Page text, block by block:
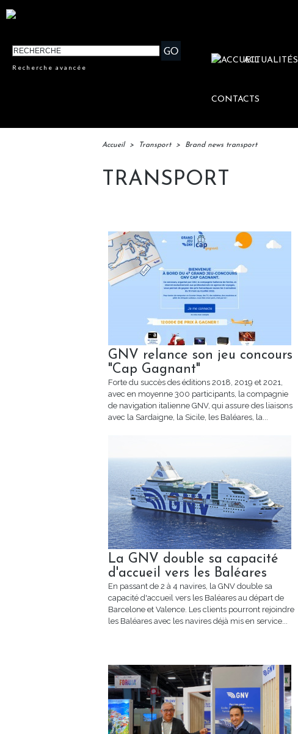
Recherche avancée
ACTUALITÉS
CONTACTS
Accueil > Transport > Brand news transport
TRANSPORT
GNV relance son jeu concours
"Cap Gagnant"
Forte du succès des éditions 2018, 2019 et 2021,
avec en moyenne 300 participants, la compagnie
de navigation italienne GNV, qui assure des liaisons
avec la Sardaigne, la Sicile, les Baléares, la...
La GNV double sa capacité
d'accueil vers les Baléares
En passant de 2 à 4 navires, la GNV double sa
capacité d'accueil vers les Baléares au départ de
Barcelone et Valence. Les clients pourront rejoindre
les Baléares avec les navires déjà mis en service...